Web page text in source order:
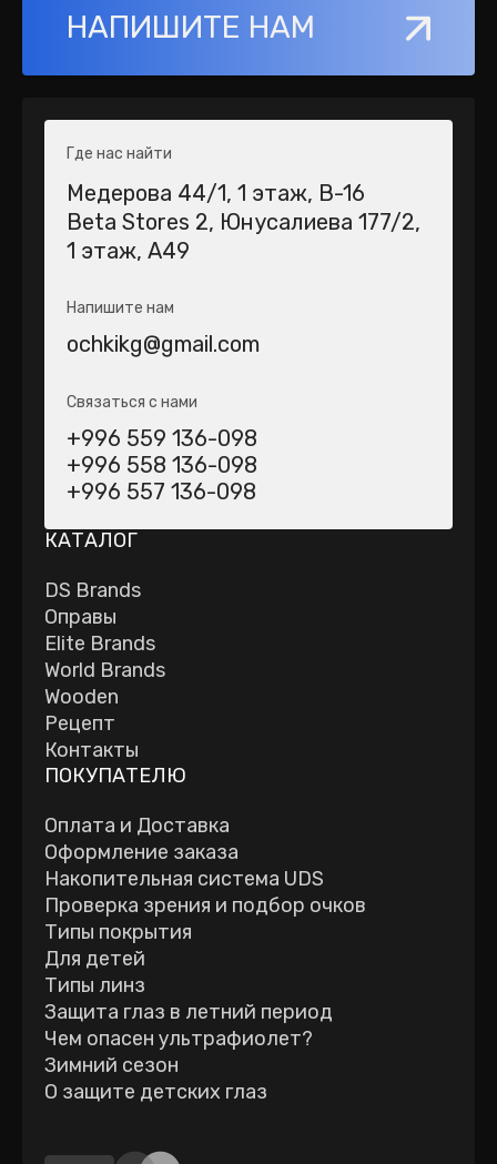
НАПИШИТЕ НАМ
Где нас найти
Медерова 44/1​, 1 этаж, В-16
Beta Stores 2​, Юнусалиева 177/2,
1 этаж, А49
Напишите нам
ochkikg@gmail.com
Связаться с нами
+996 559 136-098
+996 558 136-098
+996 557 136-098
КАТАЛОГ
DS Brands
Оправы
Elite Brands
World Brands
Wooden
Рецепт
Контакты
ПОКУПАТЕЛЮ
Оплата и Доставка
Оформление заказа
Накопительная система UDS
Проверка зрения и подбор очков
Типы покрытия
Для детей
Типы линз
Защита глаз в летний период
Чем опасен ультрафиолет?
Зимний сезон
О защите детских глаз